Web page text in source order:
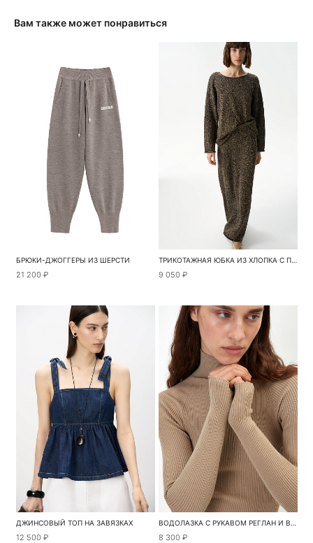
Вам также может понравиться
БРЮКИ-ДЖОГГЕРЫ ИЗ ШЕРСТИ
21 200 ₽
ТРИКОТАЖНАЯ ЮБКА ИЗ ХЛОПКА С ПАЙЕТКАМИ
9 050 ₽
ДЖИНСОВЫЙ ТОП НА ЗАВЯЗКАХ
12 500 ₽
ВОДОЛАЗКА С РУКАВОМ РЕГЛАН И ВЫСОКИМ ВОРОТОМ
8 300 ₽